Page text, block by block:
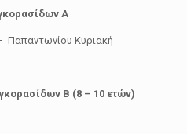
Α
Παπαντωνίου Κυριακή
Β (8 – 10 ετών)